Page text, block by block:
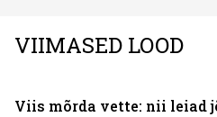
VIIMASED LOOD
Viis mõrda vette: nii leiad